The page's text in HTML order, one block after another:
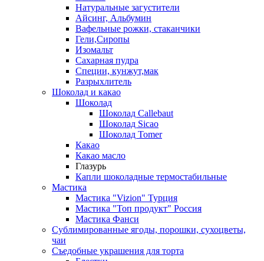
Натуральные загустители
Айсинг, Альбумин
Вафельные рожки, стаканчики
Гели,Сиропы
Изомальт
Сахарная пудра
Специи, кунжут,мак
Разрыхлитель
Шоколад и какао
Шоколад
Шоколад Callebaut
Шоколад Sicao
Шоколад Tomer
Какао
Какао масло
Глазурь
Капли шоколадные термостабильные
Мастика
Мастика "Vizion" Турция
Мастика "Топ продукт" Россия
Мастика Фанси
Сублимированные ягоды, порошки, сухоцветы,
чаи
Съедобные украшения для торта